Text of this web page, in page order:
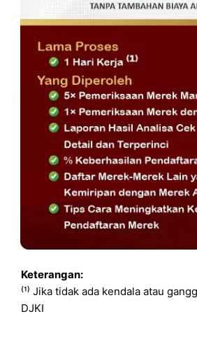
Keterangan:
⁽¹⁾ Jika tidak ada kendala atau
DJKI